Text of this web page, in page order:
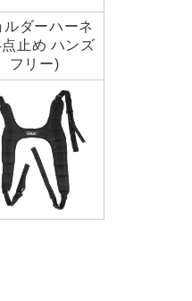
ルダーハーネ
止め ハンズ
フリー)